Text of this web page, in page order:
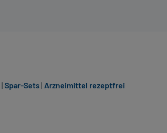
| Spar-Sets| Arzneimittel rezeptfrei